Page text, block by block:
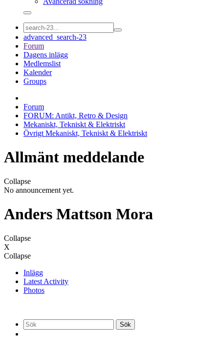
advanced_search-23
Forum
Dagens inlägg
Medlemslist
Kalender
Groups
Forum
FORUM: Antikt, Retro & Design
Mekaniskt, Tekniskt & Elektriskt
Övrigt Mekaniskt, Tekniskt & Elektriskt
Allmänt meddelande
Collapse
No announcement yet.
Anders Mattson Mora
Collapse
X
Collapse
Inlägg
Latest Activity
Photos
Sök